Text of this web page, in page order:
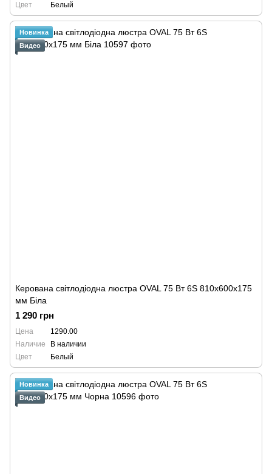
Цвет
Белый
Новинка
Видео
Керована світлодіодна люстра OVAL 75 Bт 6S 810x600x175
мм Біла
1 290 грн
Цена
1290.00
Наличие
В наличии
Цвет
Белый
Новинка
Видео